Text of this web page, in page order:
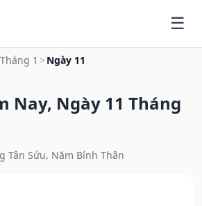
Tháng 1 > Ngày 11
Nay, Ngày 11 Tháng
Tân Sửu, Năm Bính Thân